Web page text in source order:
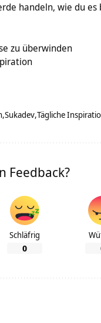
handeln, wie du es
zu überwinden
Sukadev Tägliche
Feedback?
Schläfrig
0